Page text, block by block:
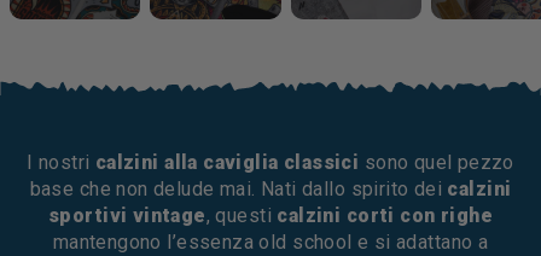
I nostri calzini alla caviglia classici sono quel pezzo
base che non delude mai. Nati dallo spirito dei calzini
sportivi vintage, questi calzini corti con righe
mantengono l’essenza old school e si adattano a